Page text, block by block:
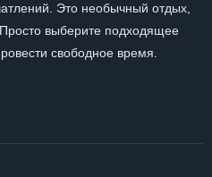
Это необычный отдых,
выберите подходящее
свободное время.